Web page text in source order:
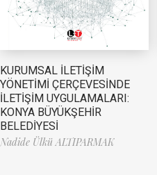
KURUMSAL İLETİŞİM
YÖNETİMİ ÇERÇEVESİNDE
İLETİŞİM UYGULAMALARI:
KONYA BÜYÜKŞEHİR
BELEDİYESİ
Nadide Ülkü ALTIPARMAK